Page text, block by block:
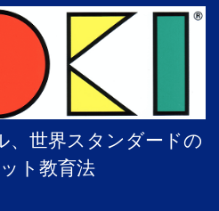
、世界スタンダードの
ト教育法